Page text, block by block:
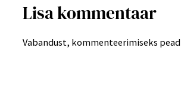
Lisa kommentaar
Vabandust, kommenteerimiseks pead